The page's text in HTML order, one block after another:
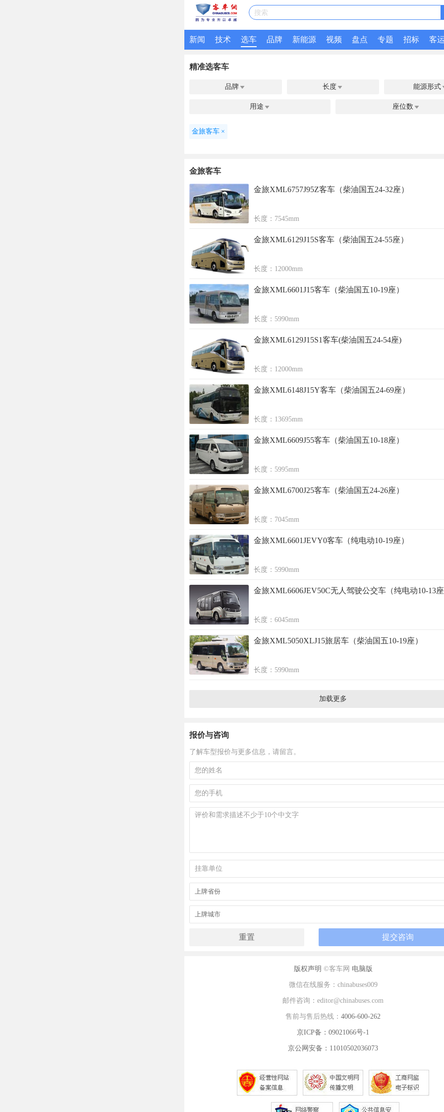
搜索
新闻 技术 选车 品牌 新能源 视频 盘点 专题 招标 客
精准选客车
品牌  长度 能源形式
用途  座位数 
金旅客车 ×
金旅客车
金旅XML6757J95Z客车（柴油国五24-32座）
长度：7545mm
金旅XML6129J15S客车（柴油国五24-55座）
长度：12000mm
金旅XML6601J15客车（柴油国五10-19座）
长度：5990mm
金旅XML6129J15S1客车(柴油国五24-54座)
长度：12000mm
金旅XML6148J15Y客车（柴油国五24-69座）
长度：13695mm
金旅XML6609J55客车（柴油国五10-18座）
长度：5995mm
金旅XML6700J25客车（柴油国五24-26座）
长度：7045mm
金旅XML6601JEVY0客车（纯电动10-19座）
长度：5990mm
金旅XML6606JEV50C无人驾驶公交车（纯电动10-13
长度：6045mm
金旅XML5050XLJ15旅居车（柴油国五10-19座）
长度：5990mm
加载更多
报价与咨询
了解车型报价与更多信息，请留言。
版权声明 ©客车网 电脑版
微信在线服务：chinabuses009
邮件咨询：editor@chinabuses.com
售前与售后热线： 4006-600-262
京ICP备：09021066号-1
京公网安备：11010502036073